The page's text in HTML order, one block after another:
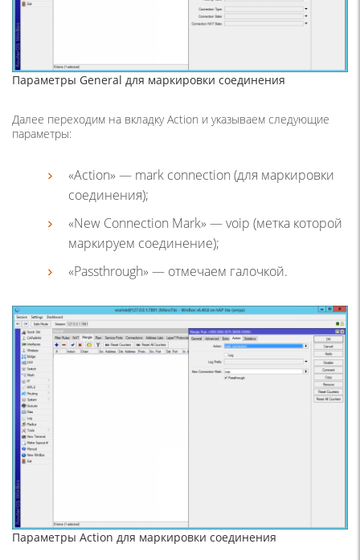
Параметры General для маркировки соединения
Далее переходим на вкладку Action и указываем следующие
параметры:
«Action» — mark connection (для маркировки
соединения);
«New Connection Mark» — voip (метка которой
маркируем соединение);
«Passthrough» — отмечаем галочкой.
Параметры Action для маркировки соединения